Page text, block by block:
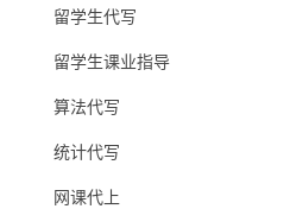
留学生代写
留学生课业指导
算法代写
统计代写
网课代上